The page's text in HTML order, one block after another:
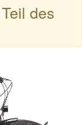
des